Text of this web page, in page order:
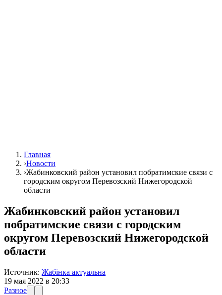
Главная
›Новости
›Жабинковский район установил побратимские связи с
городским округом Перевозский Нижегородской
области
Жабинковский район установил
побратимские связи с городским
округом Перевозский Нижегородской
области
Источник: Жабінка актуальна
19 мая 2022 в 20:33
Разное